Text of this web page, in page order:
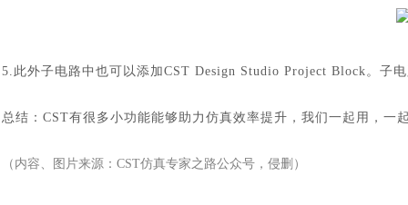
5.此外子电路中也可以添加CST Design Studio Project Block。子
总结： CST有很多小功能能够助力仿真效率提升，我们一起用，一
（内容、图片来源： CST仿真专家之路公众号，侵删）